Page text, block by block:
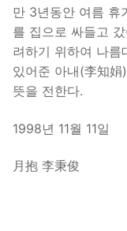
만 3년동안 여름 휴
를 집으로 싸들고
려하기 위하여 나름
있어준 아내(李知
뜻을 전한다.
1998년 11월 11일
月抱 李秉俊